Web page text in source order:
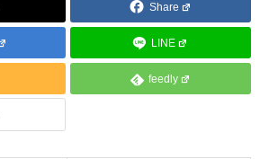
Share
LINE
feedly